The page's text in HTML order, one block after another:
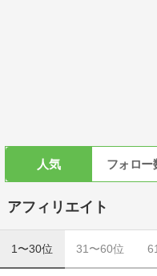
人気 フォロー
アフィリエイト
1〜30位 31〜60位